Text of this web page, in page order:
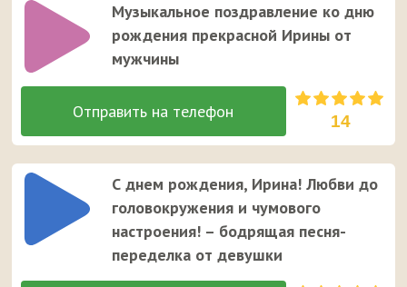
Музыкальное поздравление ко дню
рождения прекрасной Ирины от
мужчины
14
С днем рождения, Ирина! Любви до
головокружения и чумового
настроения! – бодрящая песня-
переделка от девушки